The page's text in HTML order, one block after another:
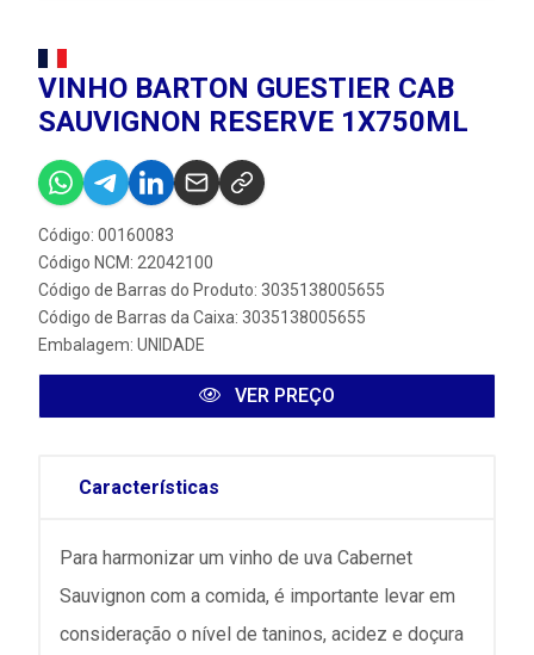
VINHO BARTON GUESTIER CAB
SAUVIGNON RESERVE 1X750ML
Código: 00160083
Código NCM: 22042100
Código de Barras do Produto: 3035138005655
Código de Barras da Caixa: 3035138005655
Embalagem: UNIDADE
VER PREÇO
Características
Para harmonizar um vinho de uva Cabernet
Sauvignon com a comida, é importante levar em
consideração o nível de taninos, acidez e doçura